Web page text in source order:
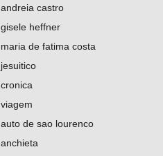
andreia castro
gisele heffner
maria de fatima costa
jesuitico
cronica
viagem
auto de sao lourenco
anchieta